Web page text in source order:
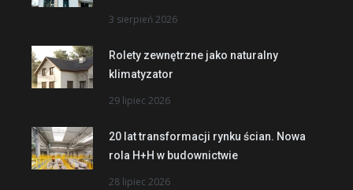
3 sierpień 2026
Rolety zewnętrzne jako naturalny
klimatyzator
29 lipiec 2026
20 lat transformacji rynku ścian. Nowa
rola H+H w budownictwie
28 lipiec 2026